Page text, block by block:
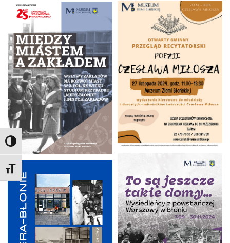
TOGGLE HIGH CONTRAST
TOGGLE FONT SIZE